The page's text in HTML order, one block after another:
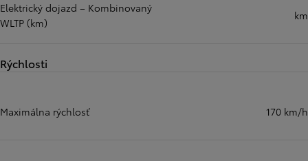
Elektrický dojazd – Kombinovaný
WLTP (km)
km
Rýchlosti
Maximálna rýchlosť 170 km/h